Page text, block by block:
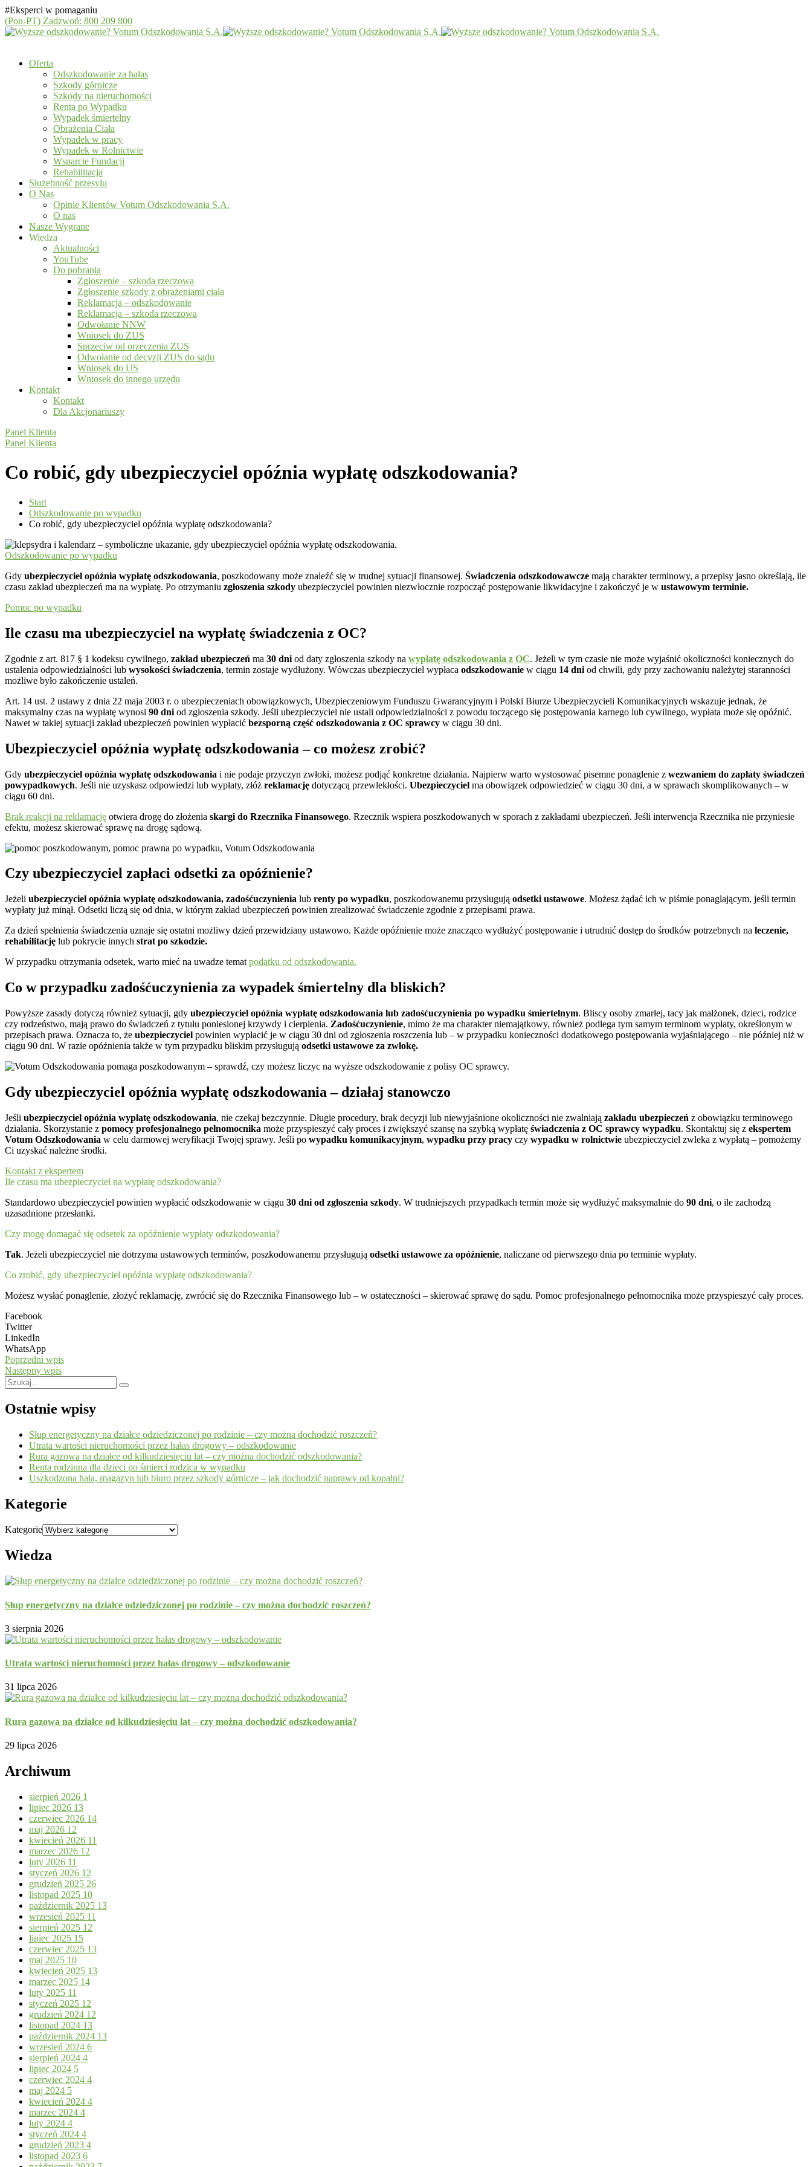
#Eksperci w pomaganiu
(Pon-PT) Zadzwoń: 800 209 800
Oferta
Odszkodowanie za hałas
Szkody górnicze
Szkody na nieruchomości
Renta po Wypadku
Wypadek śmiertelny
Obrażenia Ciała
Wypadek w pracy
Wypadek w Rolnictwie
Wsparcie Fundacji
Rehabilitacja
Służebność przesyłu
O Nas
Opinie Klientów Votum Odszkodowania S.A.
O nas
Nasze Wygrane
Wiedza
Aktualności
YouTube
Do pobrania
Zgłoszenie – szkoda rzeczowa
Zgłoszenie szkody z obrażeniami ciała
Reklamacja – odszkodowanie
Reklamacja – szkoda rzeczowa
Odwołanie NNW
Wniosek do ZUS
Sprzeciw od orzeczenia ZUS
Odwołanie od decyzji ZUS do sądu
Wniosek do US
Wniosek do innego urzędu
Kontakt
Kontakt
Dla Akcjonariuszy
Panel Klienta
Panel Klienta
Co robić, gdy ubezpieczyciel opóźnia wypłatę odszkodowania?
Start
Odszkodowanie po wypadku
Co robić, gdy ubezpieczyciel opóźnia wypłatę odszkodowania?
Odszkodowanie po wypadku
Gdy ubezpieczyciel opóźnia wypłatę odszkodowania, poszkodowany może znaleźć się w trudnej sytuacji finansowej. Świadczenia odszkodowawcze mają charakter terminowy, a przepisy jasno określają, ile
czasu zakład ubezpieczeń ma na wypłatę. Po otrzymaniu zgłoszenia szkody ubezpieczyciel powinien niezwłocznie rozpocząć postępowanie likwidacyjne i zakończyć je w ustawowym terminie.
Pomoc po wypadku
Ile czasu ma ubezpieczyciel na wypłatę świadczenia z OC?
Zgodnie z art. 817 § 1 kodeksu cywilnego, zakład ubezpieczeń ma 30 dni od daty zgłoszenia szkody na wypłatę odszkodowania z OC. Jeżeli w tym czasie nie może wyjaśnić okoliczności koniecznych do
ustalenia odpowiedzialności lub wysokości świadczenia, termin zostaje wydłużony. Wówczas ubezpieczyciel wypłaca odszkodowanie w ciągu 14 dni od chwili, gdy przy zachowaniu należytej staranności
możliwe było zakończenie ustaleń.
Art. 14 ust. 2 ustawy z dnia 22 maja 2003 r. o ubezpieczeniach obowiązkowych, Ubezpieczeniowym Funduszu Gwarancyjnym i Polski Biurze Ubezpieczycieli Komunikacyjnych wskazuje jednak, że
maksymalny czas na wypłatę wynosi 90 dni od zgłoszenia szkody. Jeśli ubezpieczyciel nie ustali odpowiedzialności z powodu toczącego się postępowania karnego lub cywilnego, wypłata może się opóźnić.
Nawet w takiej sytuacji zakład ubezpieczeń powinien wypłacić bezsporną część odszkodowania z OC sprawcy w ciągu 30 dni.
Ubezpieczyciel opóźnia wypłatę odszkodowania – co możesz zrobić?
Gdy ubezpieczyciel opóźnia wypłatę odszkodowania i nie podaje przyczyn zwłoki, możesz podjąć konkretne działania. Najpierw warto wystosować pisemne ponaglenie z wezwaniem do zapłaty świadczeń
powypadkowych. Jeśli nie uzyskasz odpowiedzi lub wypłaty, złóż reklamację dotyczącą przewlekłości. Ubezpieczyciel ma obowiązek odpowiedzieć w ciągu 30 dni, a w sprawach skomplikowanych – w
ciągu 60 dni.
Brak reakcji na reklamację otwiera drogę do złożenia skargi do Rzecznika Finansowego. Rzecznik wspiera poszkodowanych w sporach z zakładami ubezpieczeń. Jeśli interwencja Rzecznika nie przyniesie
efektu, możesz skierować sprawę na drogę sądową.
Czy ubezpieczyciel zapłaci odsetki za opóźnienie?
Jeżeli ubezpieczyciel opóźnia wypłatę odszkodowania, zadośćuczynienia lub renty po wypadku, poszkodowanemu przysługują odsetki ustawowe. Możesz żądać ich w piśmie ponaglającym, jeśli termin
wypłaty już minął. Odsetki liczą się od dnia, w którym zakład ubezpieczeń powinien zrealizować świadczenie zgodnie z przepisami prawa.
Za dzień spełnienia świadczenia uznaje się ostatni możliwy dzień przewidziany ustawowo. Każde opóźnienie może znacząco wydłużyć postępowanie i utrudnić dostęp do środków potrzebnych na leczenie,
rehabilitację lub pokrycie innych strat po szkodzie.
W przypadku otrzymania odsetek, warto mieć na uwadze temat podatku od odszkodowania.
Co w przypadku zadośćuczynienia za wypadek śmiertelny dla bliskich?
Powyższe zasady dotyczą również sytuacji, gdy ubezpieczyciel opóźnia wypłatę odszkodowania lub zadośćuczynienia po wypadku śmiertelnym. Bliscy osoby zmarłej, tacy jak małżonek, dzieci, rodzice
czy rodzeństwo, mają prawo do świadczeń z tytułu poniesionej krzywdy i cierpienia. Zadośćuczynienie, mimo że ma charakter niemajątkowy, również podlega tym samym terminom wypłaty, określonym w
przepisach prawa. Oznacza to, że ubezpieczyciel powinien wypłacić je w ciągu 30 dni od zgłoszenia roszczenia lub – w przypadku konieczności dodatkowego postępowania wyjaśniającego – nie później niż w
ciągu 90 dni. W razie opóźnienia także w tym przypadku bliskim przysługują odsetki ustawowe za zwłokę.
Gdy ubezpieczyciel opóźnia wypłatę odszkodowania – działaj stanowczo
Jeśli ubezpieczyciel opóźnia wypłatę odszkodowania, nie czekaj bezczynnie. Długie procedury, brak decyzji lub niewyjaśnione okoliczności nie zwalniają zakładu ubezpieczeń z obowiązku terminowego
działania. Skorzystanie z pomocy profesjonalnego pełnomocnika może przyspieszyć cały proces i zwiększyć szansę na szybką wypłatę świadczenia z OC sprawcy wypadku. Skontaktuj się z ekspertem
Votum Odszkodowania w celu darmowej weryfikacji Twojej sprawy. Jeśli po wypadku komunikacyjnym, wypadku przy pracy czy wypadku w rolnictwie ubezpieczyciel zwleka z wypłatą – pomożemy
Ci uzyskać należne środki.
Kontakt z ekspertem
Ile czasu ma ubezpieczyciel na wypłatę odszkodowania?
Standardowo ubezpieczyciel powinien wypłacić odszkodowanie w ciągu 30 dni od zgłoszenia szkody. W trudniejszych przypadkach termin może się wydłużyć maksymalnie do 90 dni, o ile zachodzą
uzasadnione przesłanki.
Czy mogę domagać się odsetek za opóźnienie wypłaty odszkodowania?
Tak. Jeżeli ubezpieczyciel nie dotrzyma ustawowych terminów, poszkodowanemu przysługują odsetki ustawowe za opóźnienie, naliczane od pierwszego dnia po terminie wypłaty.
Co zrobić, gdy ubezpieczyciel opóźnia wypłatę odszkodowania?
Możesz wysłać ponaglenie, złożyć reklamację, zwrócić się do Rzecznika Finansowego lub – w ostateczności – skierować sprawę do sądu. Pomoc profesjonalnego pełnomocnika może przyspieszyć cały proces.
Facebook
Twitter
LinkedIn
WhatsApp
Poprzedni wpis
Następny wpis
Ostatnie wpisy
Słup energetyczny na działce odziedziczonej po rodzinie – czy można dochodzić roszczeń?
Utrata wartości nieruchomości przez hałas drogowy – odszkodowanie
Rura gazowa na działce od kilkudziesięciu lat – czy można dochodzić odszkodowania?
Renta rodzinna dla dzieci po śmierci rodzica w wypadku
Uszkodzona hala, magazyn lub biuro przez szkody górnicze – jak dochodzić naprawy od kopalni?
Kategorie
Kategorie
Wiedza
Słup energetyczny na działce odziedziczonej po rodzinie – czy można dochodzić roszczeń?
3 sierpnia 2026
Utrata wartości nieruchomości przez hałas drogowy – odszkodowanie
31 lipca 2026
Rura gazowa na działce od kilkudziesięciu lat – czy można dochodzić odszkodowania?
29 lipca 2026
Archiwum
sierpień 2026 1
lipiec 2026 13
czerwiec 2026 14
maj 2026 12
kwiecień 2026 11
marzec 2026 12
luty 2026 11
styczeń 2026 12
grudzień 2025 26
listopad 2025 10
październik 2025 13
wrzesień 2025 11
sierpień 2025 12
lipiec 2025 15
czerwiec 2025 13
maj 2025 10
kwiecień 2025 13
marzec 2025 14
luty 2025 11
styczeń 2025 12
grudzień 2024 12
listopad 2024 13
październik 2024 13
wrzesień 2024 6
sierpień 2024 4
lipiec 2024 5
czerwiec 2024 4
maj 2024 5
kwiecień 2024 4
marzec 2024 4
luty 2024 4
styczeń 2024 4
grudzień 2023 4
listopad 2023 6